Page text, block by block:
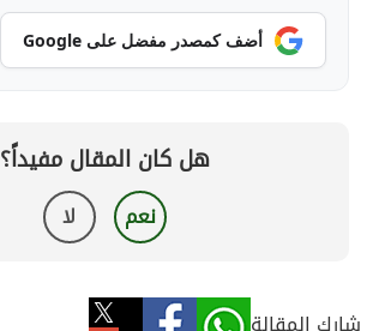
أضف كمصدر مفضل على Google
هل كان المقال مفيداً؟
نعم لا